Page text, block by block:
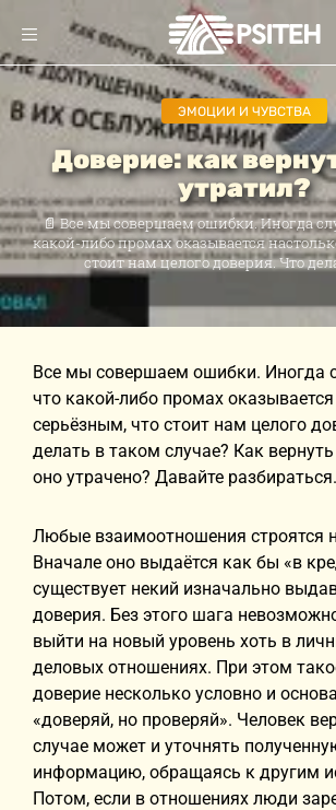
ЭМОЦИИ И ЧУВСТВА
Доверие: как
утратил?
📄 Все мы совершаем ошибки. Иногда
какой-либо промах оказывается
стоит нам целого доверия. Что
Все мы совершаем ошибки. Иногда
что какой-либо промах
серьёзным, что стоит нам целого
делать в таком случае? Как
оно утрачено? Давайте разбираться.
Любые взаимоотношения строятся
Вначале оно выдаётся как бы «в
существует некий изначально
доверия. Без этого шага
выйти на новый уровень хоть в
деловых отношениях. При этом
доверие несколько условно и
«доверяй, но проверяй». Человек
случае может и уточнять
информацию, обращаясь к другим
Потом, если в отношениях люди